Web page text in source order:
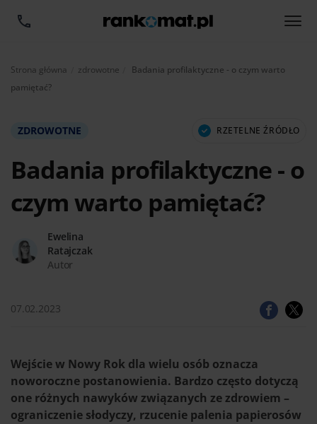
Strona główna zdrowotne Aktualnie:
Badania profilaktyczne - o czym warto
pamiętać?
ZDROWOTNE RZETELNE ŹRÓDŁO
Badania profilaktyczne - o
czym warto pamiętać?
Ewelina
Ratajczak
Autor
07.02.2023
Wejście w Nowy Rok dla wielu osób oznacza
noworoczne postanowienia. Bardzo często dotyczą
one różnych nawyków związanych ze zdrowiem –
ograniczenie słodyczy, rzucenie palenia papierosów